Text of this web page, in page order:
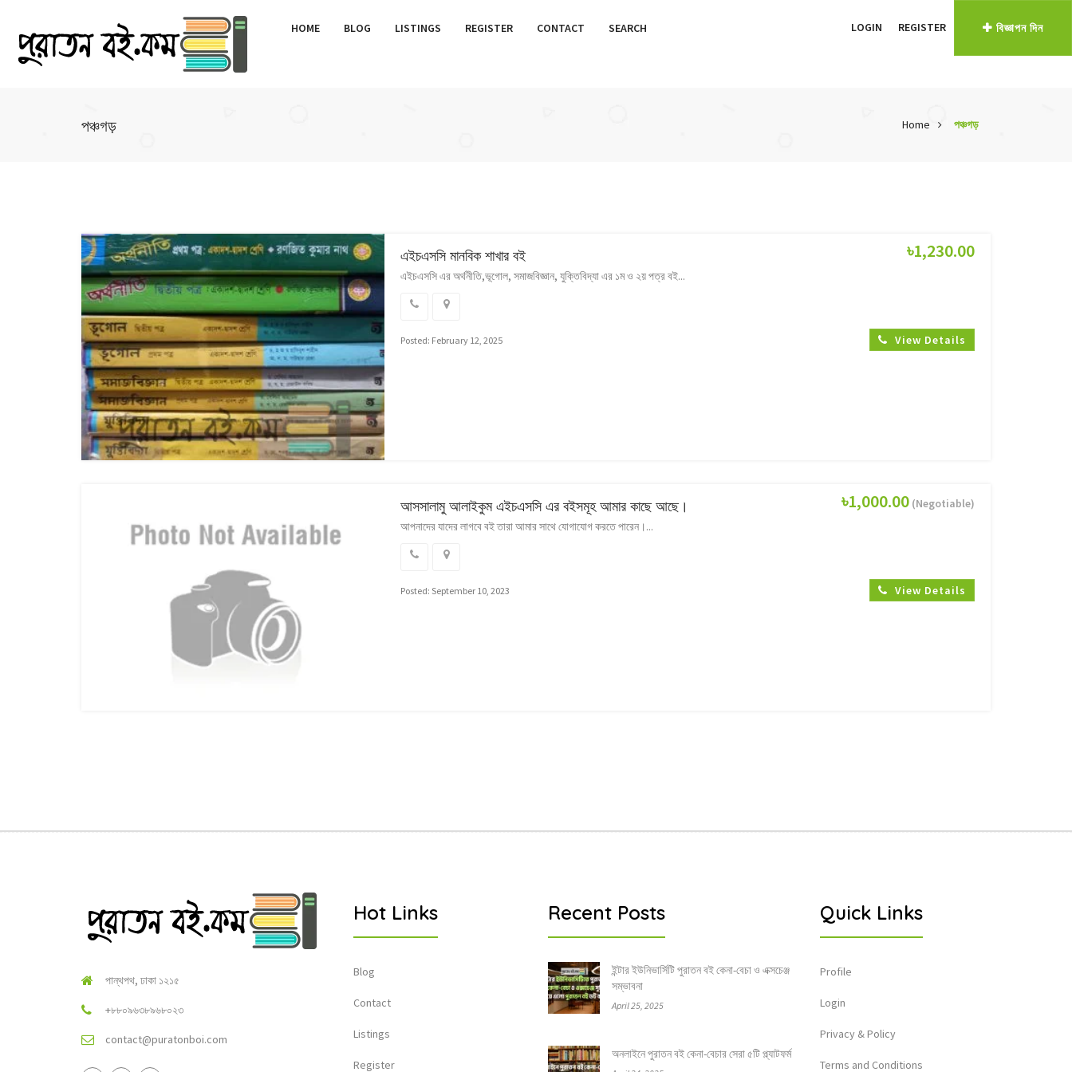
HOME BLOG LISTINGS REGISTER CONTACT SEARCH LOGIN REGISTER বিজ্ঞাপন দিন
পঞ্চগড় Home পঞ্চগড়
৳1,230.00
এইচএসসি মানবিক শাখার বই
এইচএসসি এর অর্থনীতি,ভূগোল, সমাজবিজ্ঞান, যুক্তিবিদ্যা এর ১ম ও ২য় পত্র বই...
Posted: February 12, 2025 View Details
৳1,000.00 (Negotiable)
আসসালামু আলাইকুম এইচএসসি এর বইসমূহ আমার কাছে আছে।
আপনাদের যাদের লাগবে বই তারা আমার সাথে যোগাযোগ করতে পারেন।...
Posted: September 10, 2023 View Details
পান্থপথ, ঢাকা ১২১৫
+৮৮০৯৬৩৮৯৬৮০২৩
contact@puratonboi.com
Hot Links
Blog
Contact
Listings
Register
Recent Posts
ইন্টার ইউনিভার্সিটি পুরাতন বই কেনা-বেচা ও এক্সচেঞ্জ
সম্ভাবনা
April 25, 2025
অনলাইনে পুরাতন বই কেনা-বেচার সেরা ৫টি প্ল্যাটফর্ম
Quick Links
Profile
Login
Privacy & Policy
Terms and Conditions